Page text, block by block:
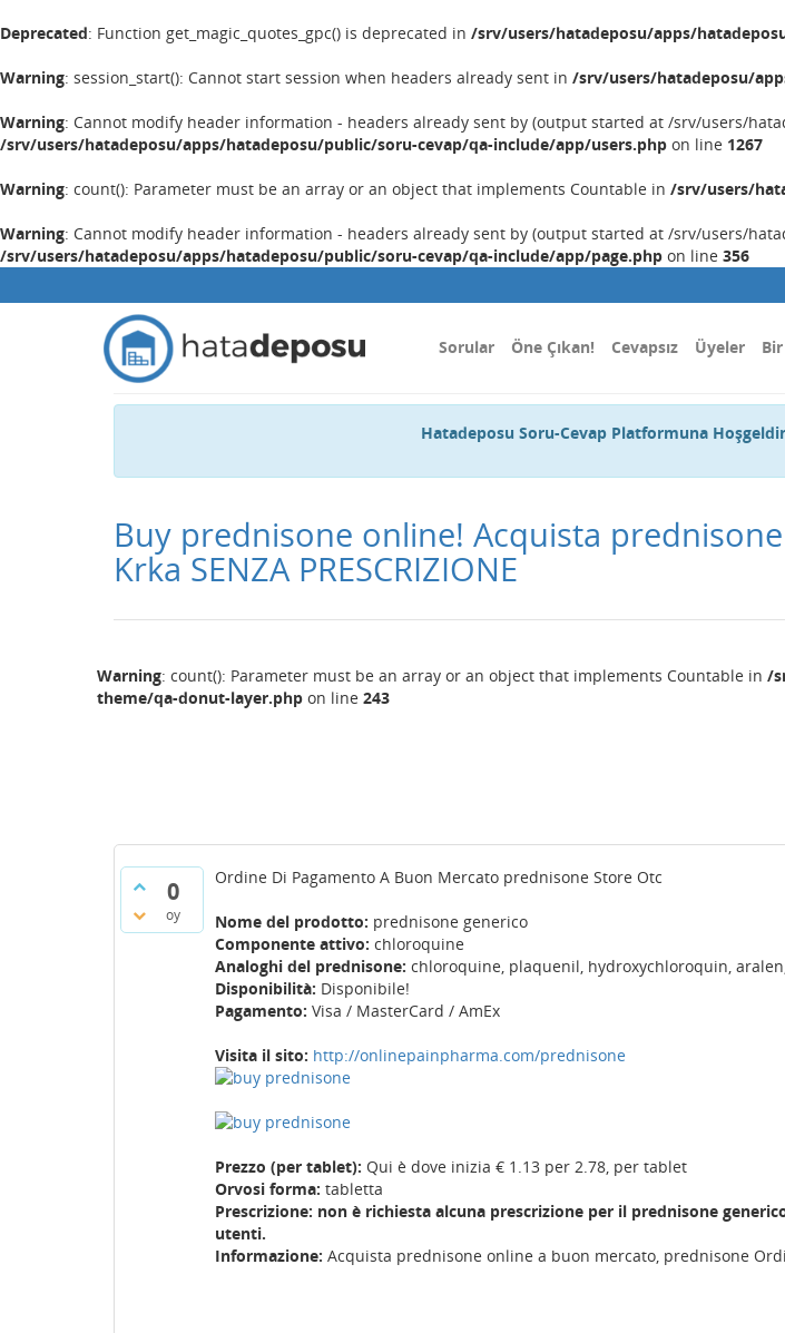
Deprecated: Function get_magic_quotes_gpc() is deprecated in /srv/users/hatadeposu/apps/
Warning: session_start(): Cannot start session when headers already sent in /srv/users/hatadeposu/
Warning: Cannot modify header information - headers already sent by (output started at /srv/users/
/srv/users/hatadeposu/apps/hatadeposu/public/soru-cevap/qa-include/app/users.php on line 1267
Warning: count(): Parameter must be an array or an object that implements Countable in /srv/users/
Warning: Cannot modify header information - headers already sent by (output started at /srv/users/
/srv/users/hatadeposu/apps/hatadeposu/public/soru-cevap/qa-include/app/page.php on line 356
Sorular Öne Çıkan! Cevapsız Üyeler
Hatadeposu Soru-Cevap Platformuna
Buy prednisone online! Acquista
Krka SENZA PRESCRIZIONE
Warning: count(): Parameter must be an array or an object that implements Countable in /
theme/qa-donut-layer.php on line 243
0
oy
Ordine Di Pagamento A Buon Mercato prednisone Store Otc
Nome del prodotto: prednisone generico
Componente attivo: chloroquine
Analoghi del prednisone: chloroquine, plaquenil, hydroxychloroquin,
Disponibilità: Disponibile!
Pagamento: Visa / MasterCard / AmEx
Visita il sito: http://onlinepainpharma.com/prednisone
Prezzo (per tablet): Qui è dove inizia € 1.13 per 2.78, per tablet
Orvosi forma: tabletta
Prescrizione: non è richiesta alcuna prescrizione per il prednisone
utenti.
Informazione: Acquista prednisone online a buon mercato, prednisone